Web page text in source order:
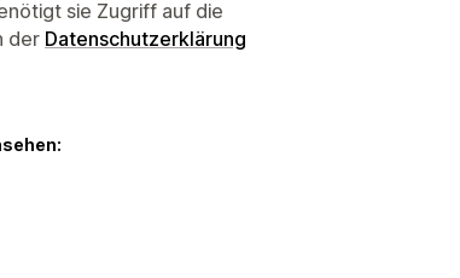
sie Zugriff auf die
der Datenschutzerklärung